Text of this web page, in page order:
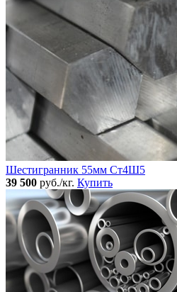
Шестигранник 55мм Ст4Ш5
39 500 руб./кг. Купить